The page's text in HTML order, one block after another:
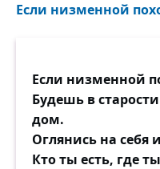
Если низменной
Если низменной
Будешь в
дом.
Оглянись на себя
Кто ты есть, где